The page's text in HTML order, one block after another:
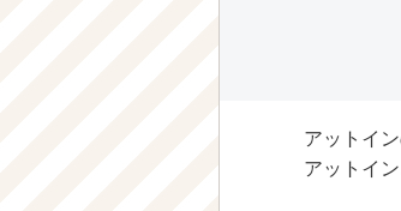
アットイ
アットイ